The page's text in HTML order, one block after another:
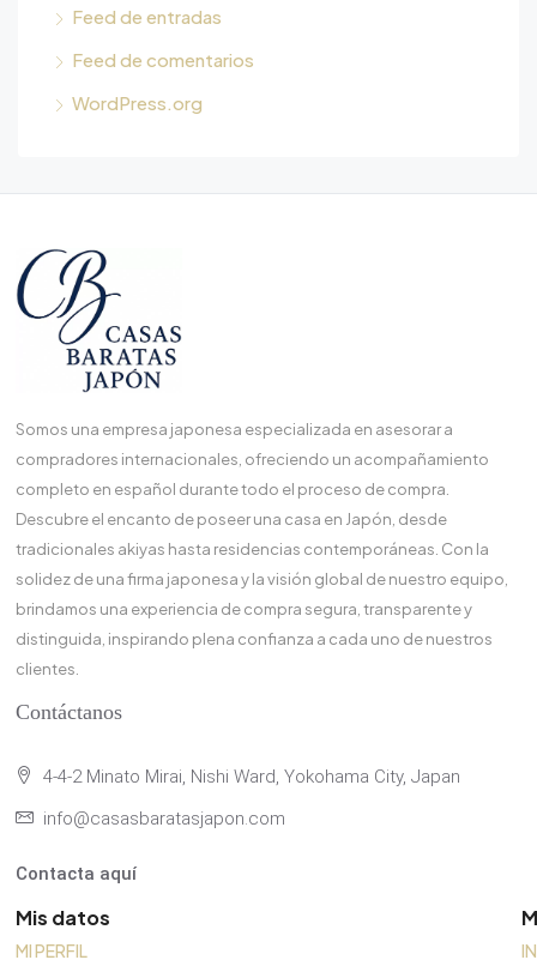
Feed de entradas
Feed de comentarios
WordPress.org
Somos una empresa japonesa especializada en asesorar a
compradores internacionales, ofreciendo un acompañamiento
completo en español durante todo el proceso de compra.
Descubre el encanto de poseer una casa en Japón, desde
tradicionales akiyas hasta residencias contemporáneas. Con la
solidez de una firma japonesa y la visión global de nuestro equipo,
brindamos una experiencia de compra segura, transparente y
distinguida, inspirando plena confianza a cada uno de nuestros
clientes.
Contáctanos
4-4-2 Minato Mirai, Nishi Ward, Yokohama City, Japan
info@casasbaratasjapon.com
Contacta aquí
Mis datos
MI PERFIL